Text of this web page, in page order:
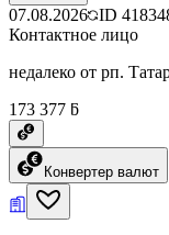
07.08.2026 ID
Контактное лицо
недалеко от рп.
173 377 ƃ
Конвертер валют